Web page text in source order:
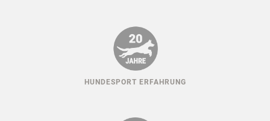
HUNDESPORT ERFAHRUNG